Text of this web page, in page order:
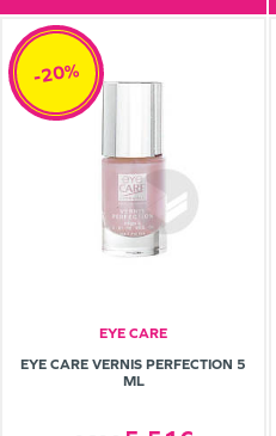
EYE CARE
EYE CARE VERNIS PERFECTION 5
ML
-20%